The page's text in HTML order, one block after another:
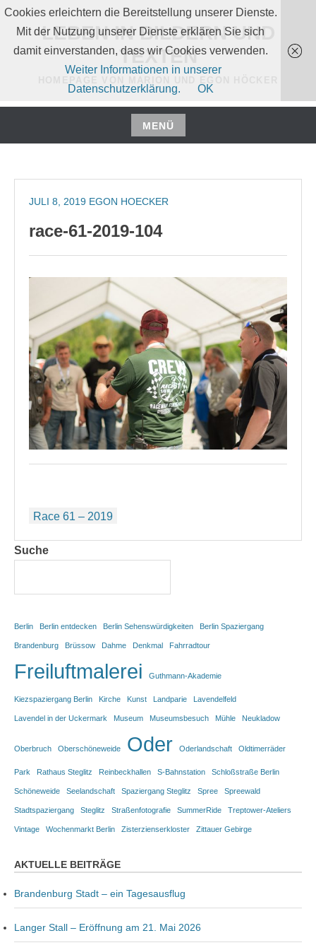
Zum
Inhalt
springen
LEBEN IN BILDERN UND
TEXTEN
MENÜ
Zum
springen
JULI 8, 2019 EGON HOECKER
race-61-2019-104
Beitragsnavigation
Race 61 – 2019
Suche
Berlin Berlin entdecken Berlin Sehenswürdigkeiten Berlin Spaziergang
Brandenburg Brüssow Dahme Denkmal Fahrradtour
Freiluftmalerei Guthmann-Akademie
Kiezspaziergang Berlin Kirche Kunst Landparie Lavendelfeld
Lavendel in der Uckermark Museum Museumsbesuch Mühle Neukladow
Oberbruch Oberschöneweide Oder Oderlandschaft Oldtimerräder
Park Rathaus Steglitz Reinbeckhallen S-Bahnstation Schloßstraße Berlin
Schöneweide Seelandschaft Spaziergang Steglitz Spree Spreewald
Stadtspaziergang Steglitz Straßenfotografie SummerRide Treptower-Ateliers
Vintage Wochenmarkt Berlin Zisterzienserkloster Zittauer Gebirge
AKTUELLE BEITRÄGE
Brandenburg Stadt – ein Tagesausflug
Langer Stall – Eröffnung am 21. Mai 2026
Cookies erleichtern die Bereitstellung unserer Dienste.
Mit der Nutzung unserer Dienste erklären Sie sich
damit einverstanden, dass wir Cookies verwenden.
Weiter Informationen in unserer
Datenschutzerklärung.
OK